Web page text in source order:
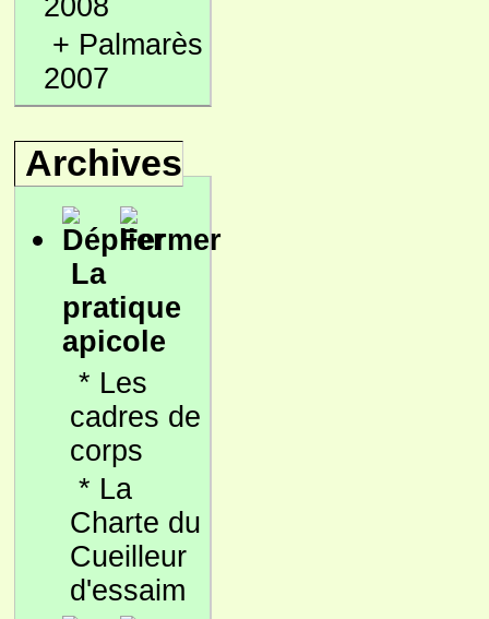
2008
+ Palmarès
2007
Archives
La
pratique
apicole
* Les
cadres de
corps
* La
Charte du
Cueilleur
d'essaim